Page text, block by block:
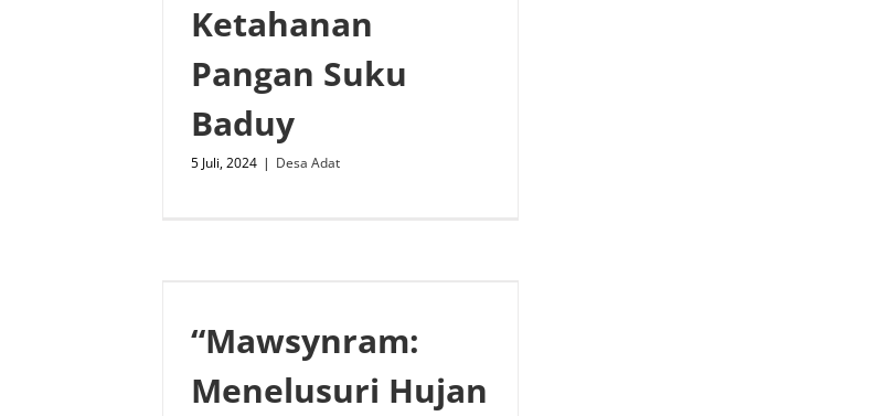
Ketahanan
Pangan Suku
Baduy
5 Juli, 2024 | Desa Adat
“Mawsynram:
Menelusuri Hujan